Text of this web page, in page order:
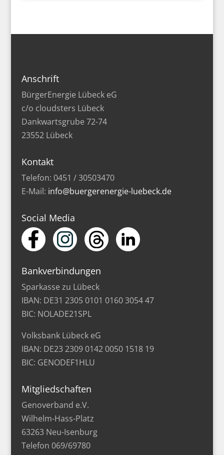
Anschrift
BürgerEnergie Lübeck eG
c/o cloudsters Lübeck
Dankwartsgrube 72-74
23552 Lübeck
Kontakt
Telefon: 0451 / 30503470
E-Mail: info@buergerenergie-luebeck.de
Social Media
Bankverbindungen
Sparkasse zu Lübeck
IBAN: DE31 2305 0101 0160 3054 47
BIC: NOLADE21SPL
Volksbank Lübeck eG
IBAN: DE23 2309 0142 0050 1518 19
BIC: GENODEF1HLU
Mitgliedschaften
Genoverband e.V.
Wilhelm-Hass-Platz
63263 Neu-Isenburg
Telefon 069/69780